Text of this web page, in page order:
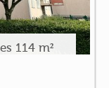
114 m²